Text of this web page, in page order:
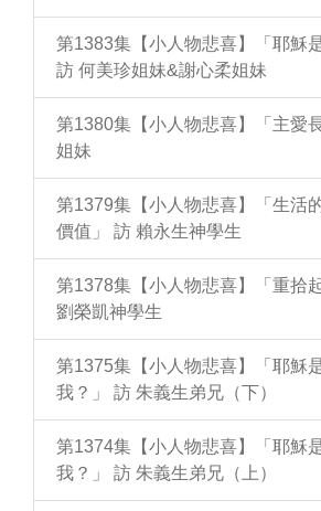
第1383集【小人物悲喜】「耶穌
訪 何美珍姐妹&謝心柔姐妹
第1380集【小人物悲喜】「主愛
姐妹
第1379集【小人物悲喜】「生活
價值」 訪 賴永生神學生
第1378集【小人物悲喜】「重拾
劉榮凱神學生
第1375集【小人物悲喜】「耶穌
我？」 訪 朱義生弟兄（下）
第1374集【小人物悲喜】「耶穌
我？」 訪 朱義生弟兄（上）